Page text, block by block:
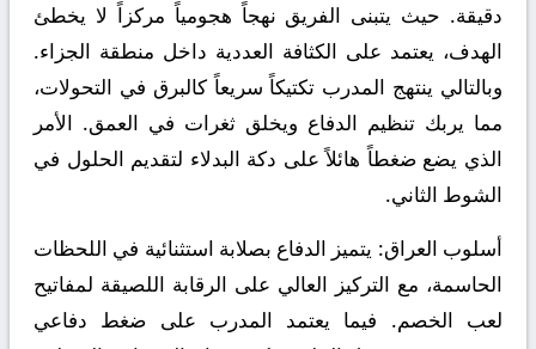
دقيقة. حيث يتبنى الفريق نهجاً هجومياً مركزاً لا يخطئ
الهدف، يعتمد على الكثافة العددية داخل منطقة الجزاء.
وبالتالي ينتهج المدرب تكتيكاً سريعاً كالبرق في التحولات،
مما يربك تنظيم الدفاع ويخلق ثغرات في العمق. الأمر
الذي يضع ضغطاً هائلاً على دكة البدلاء لتقديم الحلول في
الشوط الثاني.
أسلوب العراق: يتميز الدفاع بصلابة استثنائية في اللحظات
الحاسمة، مع التركيز العالي على الرقابة اللصيقة لمفاتيح
لعب الخصم. فيما يعتمد المدرب على ضغط دفاعي